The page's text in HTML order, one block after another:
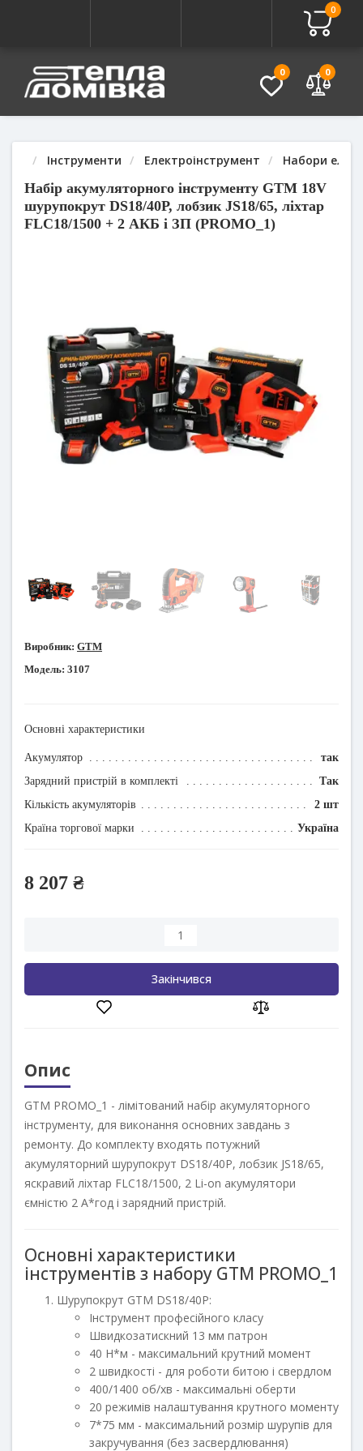
0
0 0
Інструменти Електроінструмент Набори
Набір акумуляторного інструменту GTM 18V
шурупокрут DS18/40P, лобзик JS18/65, ліхтар
FLС18/1500 + 2 АКБ і ЗП (PROMO_1)
Питання - Відповідь
Виробник: GTM
Модель: 3107
Основні характеристики
Акумулятор
так
Зарядний пристрій в комплекті
Так
Кількість акумуляторів
2 шт
Країна торгової марки
Україна
8 207 ₴
Закінчився
Опис
GTM PROMO_1 - лімітований набір акумуляторного
інструменту, для виконання основних завдань з
ремонту. До комплекту входять потужний
акумуляторний шурупокрут DS18/40P, лобзик JS18/65,
яскравий ліхтар FLС18/1500, 2 Li-on акумулятори
ємністю 2 А*год і зарядний пристрій.
Основні характеристики
інструментів з набору GTM PROMO_1
Шурупокрут GTM DS18/40P:
Інструмент професійного класу
Швидкозатискний 13 мм патрон
40 Н*м - максимальний крутний момент
2 швидкості - для роботи битою і свердлом
400/1400 об/хв - максимальні оберти
20 режимів налаштування крутного моменту
7*75 мм - максимальний розмір шурупів для
закручування (без засвердлювання)